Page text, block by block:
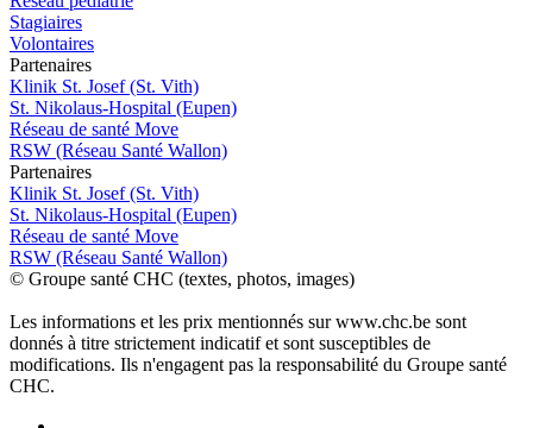
Stagiaires
Volontaires
Partenaires
Klinik St. Josef (St. Vith)
St. Nikolaus-Hospital (Eupen)
Réseau de santé Move
RSW (Réseau Santé Wallon)
Partenaires
Klinik St. Josef (St. Vith)
St. Nikolaus-Hospital (Eupen)
Réseau de santé Move
RSW (Réseau Santé Wallon)
© Groupe santé CHC (textes, photos, images)
Les informations et les prix mentionnés sur www.chc.be sont
donnés à titre strictement indicatif et sont susceptibles de
modifications. Ils n'engagent pas la responsabilité du Groupe santé
CHC.